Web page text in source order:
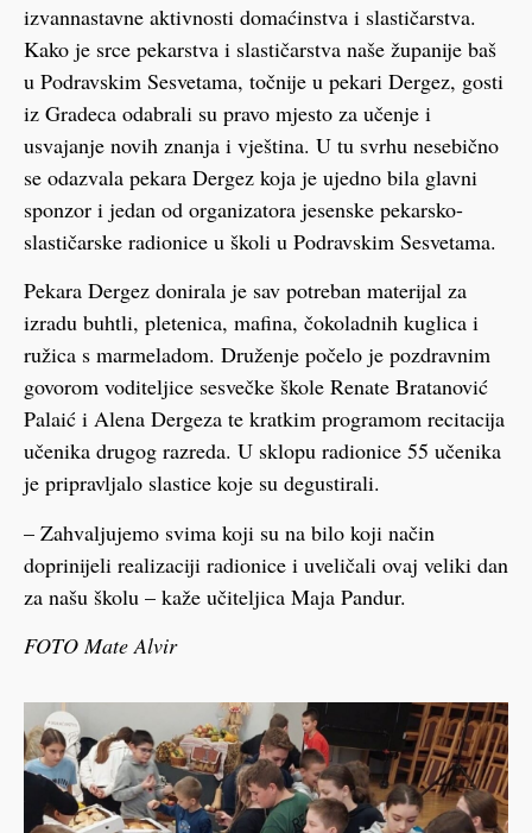
izvannastavne aktivnosti domaćinstva i slastičarstva.
Kako je srce pekarstva i slastičarstva naše županije baš
u Podravskim Sesvetama, točnije u pekari Dergez, gosti
iz Gradeca odabrali su pravo mjesto za učenje i
usvajanje novih znanja i vještina. U tu svrhu nesebično
se odazvala pekara Dergez koja je ujedno bila glavni
sponzor i jedan od organizatora jesenske pekarsko-
slastičarske radionice u školi u Podravskim Sesvetama.
Pekara Dergez donirala je sav potreban materijal za
izradu buhtli, pletenica, mafina, čokoladnih kuglica i
ružica s marmeladom. Druženje počelo je pozdravnim
govorom voditeljice sesvečke škole Renate Bratanović
Palaić i Alena Dergeza te kratkim programom recitacija
učenika drugog razreda. U sklopu radionice 55 učenika
je pripravljalo slastice koje su degustirali.
– Zahvaljujemo svima koji su na bilo koji način
doprinijeli realizaciji radionice i uveličali ovaj veliki dan
za našu školu – kaže učiteljica Maja Pandur.
FOTO Mate Alvir